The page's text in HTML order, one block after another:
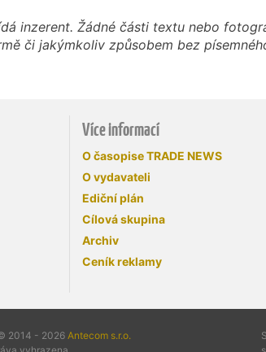
inzerent. Žádné části textu nebo
či jakýmkoliv způsobem bez
Více informací
O časopise TRADE NEWS
O vydavateli
Ediční plán
Cílová skupina
Archiv
Ceník reklamy
2014 - 2026 Antecom s.r.o.